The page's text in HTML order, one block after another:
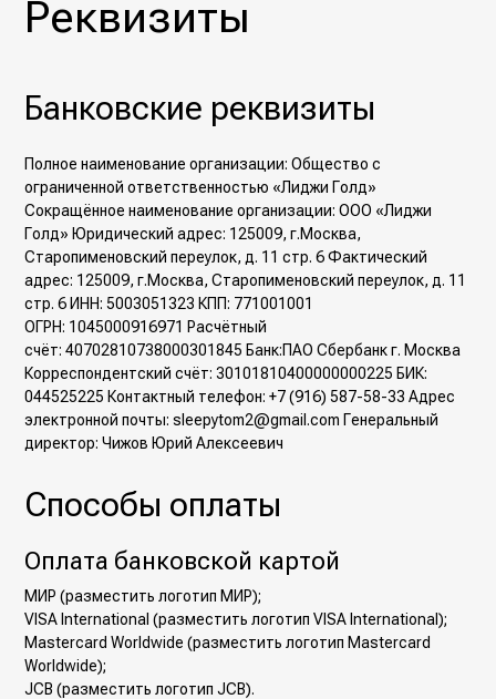
Реквизиты
Банковские реквизиты
Полное наименование организации: Общество с
ограниченной ответственностью «Лиджи Голд»
Сокращённое наименование организации: ООО «Лиджи
Голд» Юридический адрес: 125009, г.Москва,
Старопименовский переулок, д. 11 стр. 6 Фактический
адрес: 125009, г.Москва, Старопименовский переулок, д. 11
стр. 6 ИНН: 5003051323 КПП: 771001001
ОГРН: 1045000916971 Расчётный
счёт: 40702810738000301845 Банк:ПАО Сбербанк г. Москва
Корреспондентский счёт: 30101810400000000225 БИК:
044525225 Контактный телефон: +7 (916) 587-58-33 Адрес
электронной почты: sleepytom2@gmail.com Генеральный
директор: Чижов Юрий Алексеевич
Способы оплаты
Оплата банковской картой
МИР (разместить логотип МИР);
VISA International (разместить логотип VISA International);
Mastercard Worldwide (разместить логотип Mastercard
Worldwide);
JCB (разместить логотип JCB).